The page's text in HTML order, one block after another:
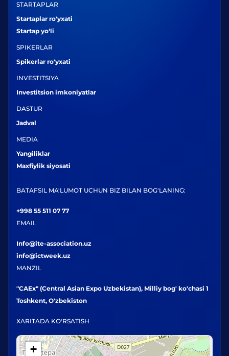
STARTAPLAR
Startaplar ro'yxati
Startap yo‘li
SPIKERLAR
Spikerlar ro'yxati
INVESTITSIYA
Investitsion imkoniyatlar
DASTUR
Jadval
MEDIA
Yangiliklar
Maxfiylik siyosati
BATAFSIL MA'LUMOT UCHUN BIZ BILAN BOG'LANING:
+998 55 511 07 77
EMAIL
Info@ite-association.uz
info@ictweek.uz
MANZIL
"CAEx" (Central Asian Expo Uzbekistan), Milliy bog' ko'chasi 1
Toshkent, O'zbekiston
XARITADA KO'RSATISH
+